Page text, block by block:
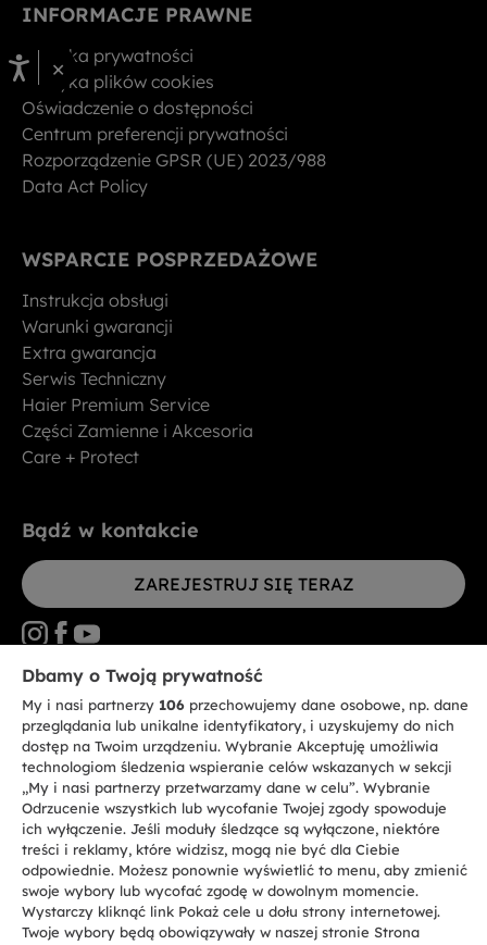
INFORMACJE PRAWNE
Polityka prywatności
Polityka plików cookies
Oświadczenie o dostępności
Centrum preferencji prywatności
Rozporządzenie GPSR (UE) 2023/988
Data Act Policy
WSPARCIE POSPRZEDAŻOWE
Instrukcja obsługi
Warunki gwarancji
Extra gwarancja
Serwis Techniczny
Haier Premium Service
Części Zamienne i Akcesoria
Care + Protect
Bądź w kontakcie
ZAREJESTRUJ SIĘ TERAZ
CANDY HOOVER GROUP S.r.I. - jednoosobowa sp. z.o.o. - SIEDZIBA
STATUTOWA: Via Comolli, 57 - 20861 Brugherio (MB) - Włochy -
SIEDZIBY ADMINISTRACYJNE: Via Privata Eden Fumagalli bez
nadanego numeru - 20861 Brugherio (MB) i Via Trento nr 20/A-22 - 20871
Vimercate (MB) - Włochy - Tel.: +39.039.2086.1 - Faks: +39.039.2086.237 -
Kapitał zakładowy 35.000.000,00 € wpłacony w całości - Kod identyfikacji
podatkowej i nr wpisu do Rejestru przedsiębiorstw dla rejonu Mediolan-
Monza-Brianza-Lodi 04666310158 - NIP 00786860965 - Numer wpisu do
Repertorium Ekonomiczno - Administracyjnego REA: MB-1033934 -
Autoryzacja IT AEOF 211870 - Spółka podlega zarządzaniu i koordynacji
Candy S.p.A.
PL / Polski
×
Dbamy o Twoją prywatność
My i nasi partnerzy 106 przechowujemy dane osobowe, np. dane
przeglądania lub unikalne identyfikatory, i uzyskujemy do nich
dostęp na Twoim urządzeniu. Wybranie Akceptuję umożliwia
technologiom śledzenia wspieranie celów wskazanych w sekcji
„My i nasi partnerzy przetwarzamy dane w celu”. Wybranie
Odrzucenie wszystkich lub wycofanie Twojej zgody spowoduje
ich wyłączenie. Jeśli moduły śledzące są wyłączone, niektóre
treści i reklamy, które widzisz, mogą nie być dla Ciebie
odpowiednie. Możesz ponownie wyświetlić to menu, aby zmienić
swoje wybory lub wycofać zgodę w dowolnym momencie.
Wystarczy kliknąć link Pokaż cele u dołu strony internetowej.
Twoje wybory będą obowiązywały w naszej stronie Strona